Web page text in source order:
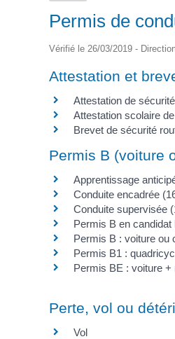
Permis de
Vérifié le 26/03/2019 -
Attestation et
Attestation de
Attestation scolaire
Brevet de sécurité
Permis B (voiture
Apprentissage
Conduite encadrée
Conduite supervisée
Permis B en candidat
Permis B : voiture ou
Permis B1 :
Permis BE : voiture
Perte, vol ou
Vol